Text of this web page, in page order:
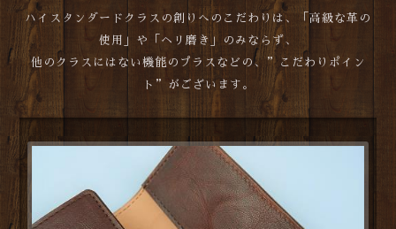
ハイスタンダードクラスの創りへのこだわりは、「高級な革の
使用」や「ヘリ磨き」のみならず、
他のクラスにはない機能のプラスなどの、”こだわりポイン
ト”がございます。